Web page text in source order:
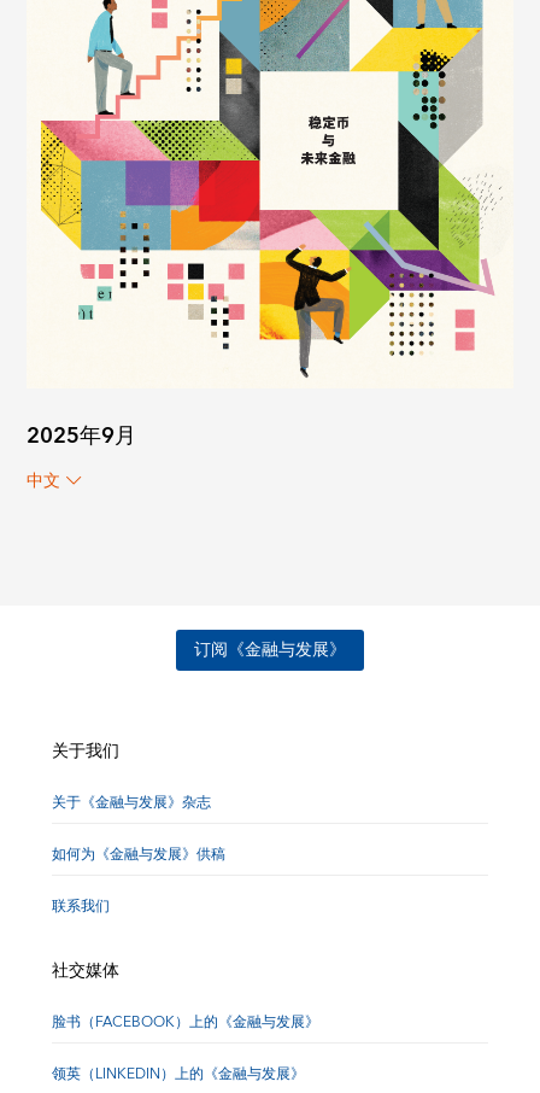
2025年9月
中文
订阅《金融与发展》
关于我们
关于《金融与发展》杂志
如何为《金融与发展》供稿
联系我们
社交媒体
脸书（FACEBOOK）上的《金融与发展》
领英（LINKEDIN）上的《金融与发展》